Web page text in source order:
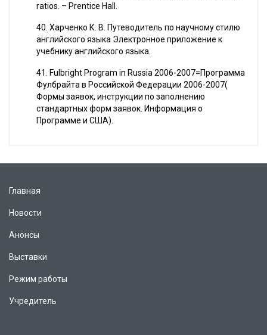
ratios. – Prentice Hall.
40. Харченко К. В. Путеводитель по научному стилю
английского языка Электронное приложение к
учебнику английского языка.
41. Fulbright Program in Russia 2006-2007=Программа
Фулбрайта в Российской Федерации 2006-2007(
Формы заявок, инструкции по заполнению
стандартных форм заявок. Информация о
Программе и США).
Главная
Новости
Анонсы
Выставки
Режим работы
Учредитель